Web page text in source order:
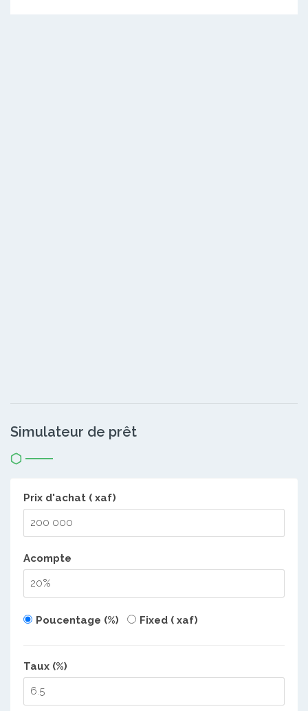
Simulateur de prêt
Prix d'achat ( xaf)
Acompte
Poucentage (%) Fixed ( xaf)
Taux (%)